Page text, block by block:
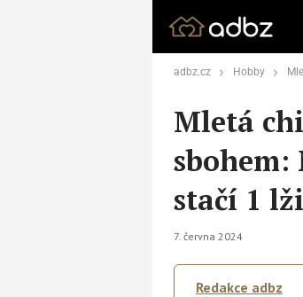
adbz.cz Hobby
Mletá
stačí 1
7. června 2024
Redakce adbz